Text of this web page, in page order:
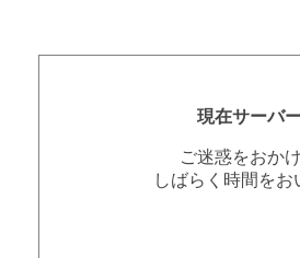
現在サーバ
ご迷惑をおか
しばらく時間を